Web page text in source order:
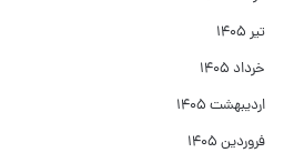
تیر ۱۴۰۵
خرداد ۱۴۰۵
اردیبهشت ۱۴۰۵
فروردین ۱۴۰۵